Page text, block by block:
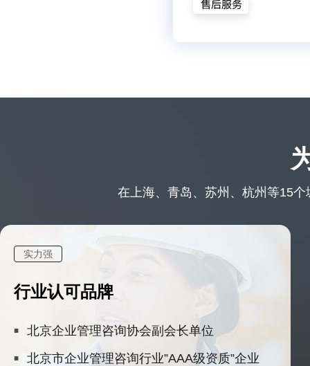
在上海、青岛、苏州、杭州等15
实力强
行业认可品牌
北京企业管理咨询协会副会长单位
北京市企业管理咨询行业”AAA级资质”企业